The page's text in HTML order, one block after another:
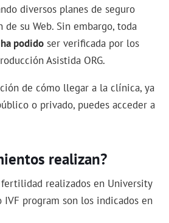
diversos planes de seguro
su Web. Sin embargo, toda
podido ser verificada por los
Asistida ORG.
de cómo llegar a la clínica, ya
o privado, puedes acceder a
realizan?
realizados en University
program son los indicados en